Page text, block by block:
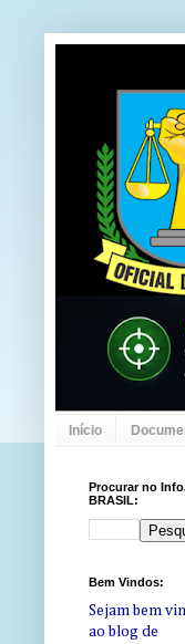
Início
Procurar no
BRASIL:
Bem Vindos:
Sejam bem
ao blog de